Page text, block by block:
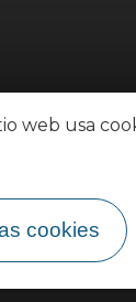
web usa
cookies